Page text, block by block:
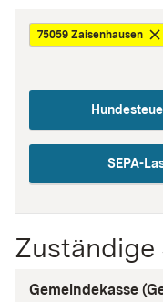
75059 Zaisenhausen
SEPA-
Zuständige
Gemeindekasse